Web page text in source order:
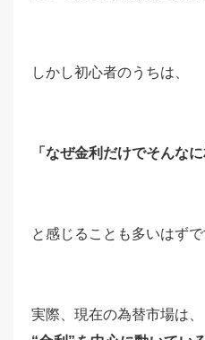
しかし初心者のうちは、
「なぜ金利だけでそんな
と感じることも多いはずで
実際、現在の為替市場は、